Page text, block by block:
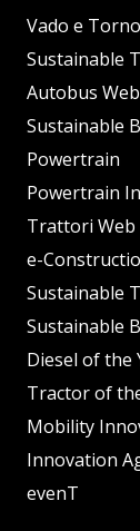
Vado e
Sustainable
Autobus Web
Sustainable
Powertrain
Powertrain
Trattori Web
e-
Sustainable
Sustainable
Diesel of the
Tractor of
Mobility
Innovation
evenT